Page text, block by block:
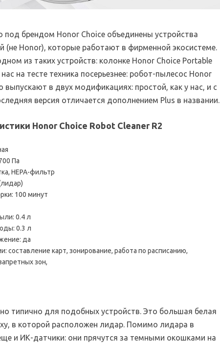
брендом Honor Choice объединены устройства
(не Honor), которые работают в фирменной экосистеме.
из таких устройств: колонке Honor Choice Portable
на тесте техника посерьезнее: робот-пылесос Honor
выпускают в двух модификациях: простой, как у нас, и с
версия отличается дополнением Plus в названии.
Honor Choice Robot Cleaner R2
Па
HEPA-фильтр
100 минут
0.4 л
0.3 л
да
составление карт, зонирование, работа по расписанию,
зон,
типично для подобных устройств. Это большая белая
в которой расположен лидар. Помимо лидара в
и ИК-датчики: они прячутся за темными окошками на